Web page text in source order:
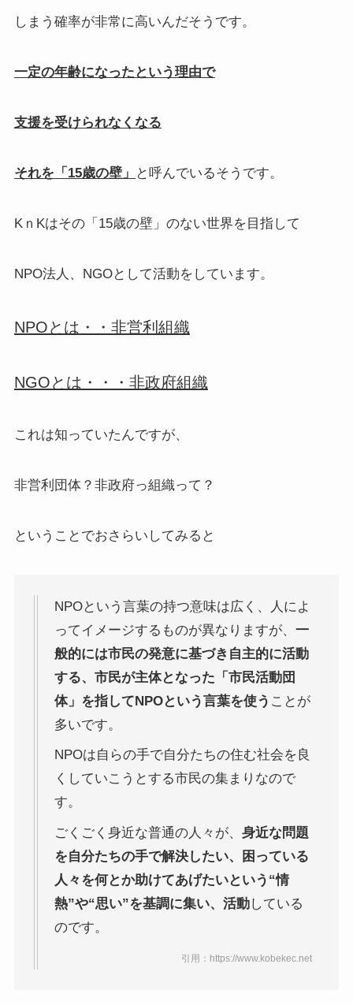
しまう確率が非常に高いんだそうです。
一定の年齢になったという理由で
支援を受けられなくなる
それを「15歳の壁」 と呼んでいるそうです。
KｎKはその「15歳の壁」のない世界を目指して
NPO法人、NGOとして活動をしています。
NPOとは・・非営利組織
NGOとは・・・非政府組織
これは知っていたんですが、
非営利団体？非政府っ組織って？
ということでおさらいしてみると
NPOという言葉の持つ意味は広く、人によ
ってイメージするものが異なりますが、 一
般的には市民の発意に基づき自主的に活動
する、市民が主体となった「市民活動団
体」を指してNPOという言葉を使う ことが
多いです。
NPOは自らの手で自分たちの住む社会を良
くしていこうとする市民の集まりなので
す。
ごくごく身近な普通の人々が、 身近な問題
を自分たちの手で解決したい、困っている
人々を何とか助けてあげたいという“情
熱”や“思い”を基調に集い、活動している
のです。
引用：https://www.kobekec.net